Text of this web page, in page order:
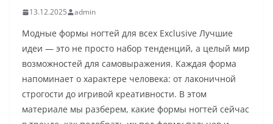
13.12.2025 admin
Модные формы ногтей для всех Exclusive Лучшие
идеи — это не просто набор тенденций, а целый мир
возможностей для самовыражения. Каждая форма
напоминает о характере человека: от лаконичной
строгости до игривой креативности. В этом
материале мы разберем, какие формы ногтей сейчас